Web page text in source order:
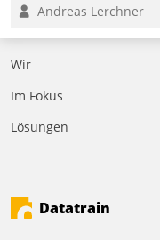
Andreas Lerchner
Wir
Im Fokus
Lösungen
Datatrain